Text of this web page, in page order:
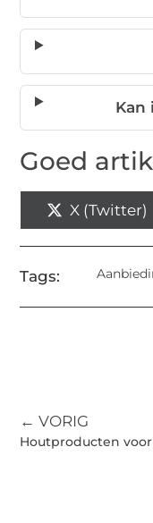
Kan
Goed
X (Twitter)
Tags:
← VORIG
Houtproducten